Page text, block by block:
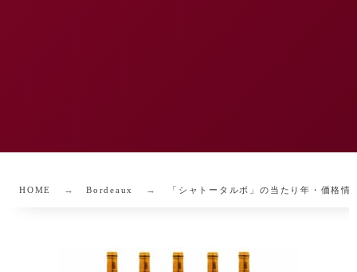
HOME Bordeaux 「シャトータルボ」の当たり年・価格